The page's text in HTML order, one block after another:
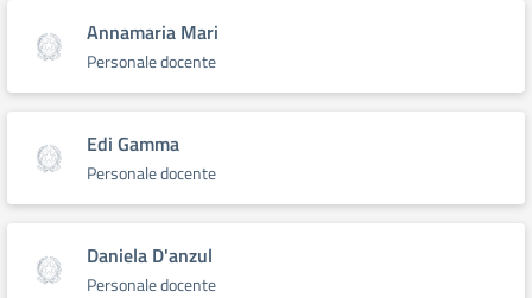
Annamaria Mari
Personale docente
Edi Gamma
Personale docente
Daniela D'anzul
Personale docente